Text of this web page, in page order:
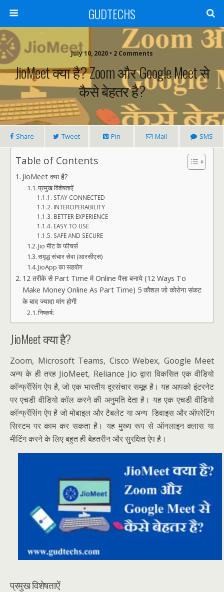
GUDTECHS
July 10, 2020 • 2 Comments
JioMeet क्या है? Zoom और Google Meet से
कैसे बेहतर है?
Share Tweet Pin Mail SMS
Table of Contents
JioMeet क्या है?
प्रमुख विशेषताऐं
STAY CONNECTED
INTEROPERABILITY
BETTER EXPERIENCE
EASY TO USE
SAFE AND SECURE
Jio मीट के फीचर्स
समृद्ध संचार सेवा (आरसीएस)
JioApp का सहयोग
12 तरीके से Part Time मे Online पैसा बनाये (12 Ways To
Make Money Online As Part Time) 5 कौशल जो कोरोना संकट
के बाद ज्यादा मांग होगी
निष्कर्ष:
JioMeet क्या है?
Zoom, Microsoft Teams, Cisco Webex, Google Meet
अन्य के ही तरह JioMeet, Reliance Jio द्वारा विकसित एक वीडियो
कॉन्फ्रेंसिंग ऐप है, जो एक भारतीय दूरसंचार समूह है। यह आपको इंटरनेट
पर एचडी वीडियो कॉल करने की अनुमति देता है। यह एक एचडी वीडियो
कॉन्फ्रेंसिंग ऐप है जो मोबाइल और टैबलेट या अन्य डिवाइस और ऑपरेटिंग
सिस्टम पर काम कर सकता है। यह मुख्य रूप से ऑनलाइन क्लास या
मीटिंग करने के लिए बहुत ही बेहतरीन और सुरक्षित ऐप है।
प्रमुख विशेषताऐं